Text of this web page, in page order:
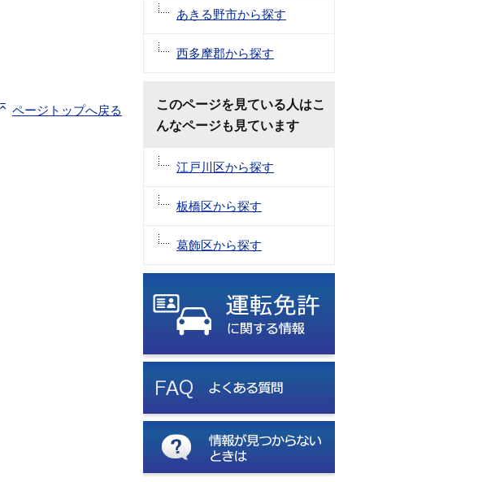
ページトップへ戻る
あきる野市から探す
西多摩郡から探す
このページを見ている人はこ
んなページも見ています
江戸川区から探す
板橋区から探す
葛飾区から探す